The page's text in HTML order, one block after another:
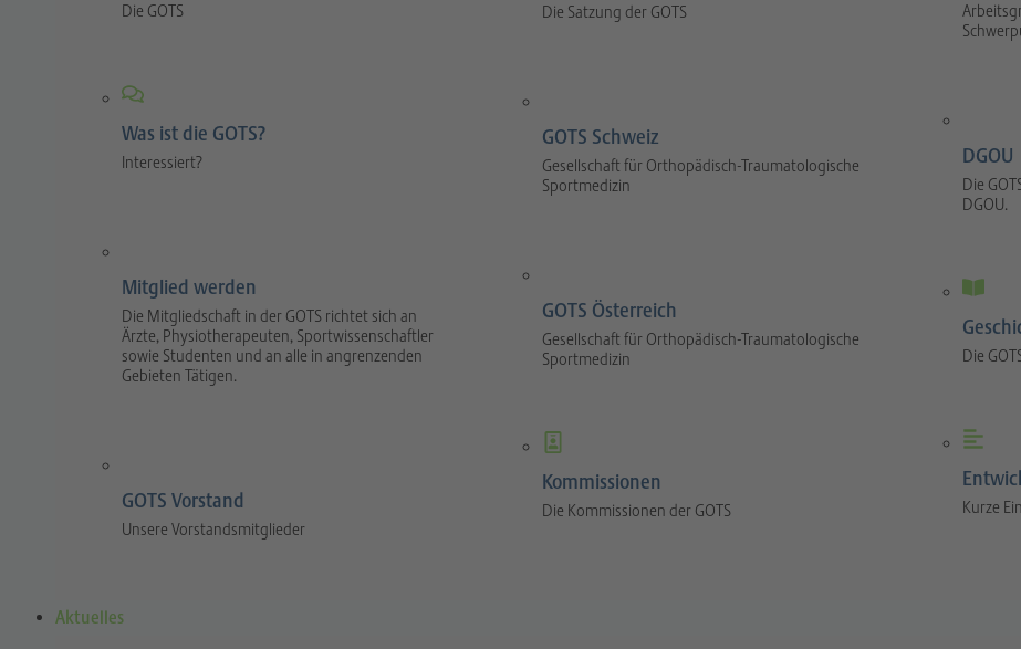
Die GOTS
Was ist die GOTS?
Interessiert?
Mitglied werden
Die Mitgliedschaft in der GOTS richtet sich an
Ärzte, Physiotherapeuten, Sportwissenschaftler
sowie Studenten und an alle in angrenzenden
Gebieten Tätigen.
GOTS Vorstand
Unsere Vorstandsmitglieder
Die Satzung der GOTS
GOTS Schweiz
Gesellschaft für Orthopädisch-Traumatologische
Sportmedizin
GOTS Österreich
Gesellschaft für Orthopädisch-Traumatologische
Sportmedizin
Kommissionen
Die Kommissionen der GOTS
DGOU
Die
DGOU.
Die
Kurze
Aktuelles